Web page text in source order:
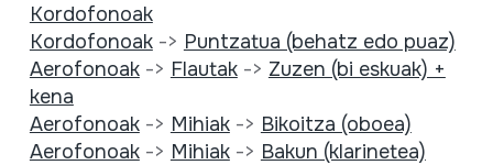
Kordofonoak
Kordofonoak-> Puntzatua (behatz edo puaz)
Aerofonoak-> Flautak-> Zuzen (bi eskuak) +
kena
Aerofonoak-> Mihiak-> Bikoitza (oboea)
Aerofonoak-> Mihiak-> Bakun (klarinetea)